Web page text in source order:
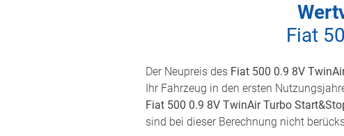
Fiat
Der Neupreis des Fiat 500 0.9 8V
Ihr Fahrzeug in den ersten
Fiat 500 0.9 8V TwinAir Turbo
sind bei dieser Berechnung nicht